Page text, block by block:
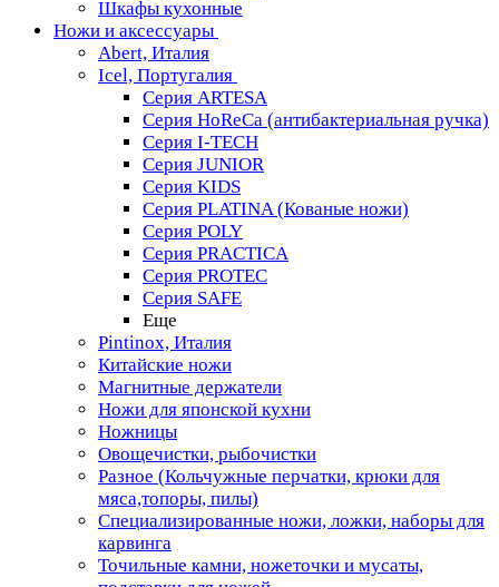
Шкафы кухонные
Ножи и аксессуары
Abert, Италия
Icel, Португалия
Серия ARTESA
Серия HoReCa (антибактериальная ручка)
Серия I-TECH
Серия JUNIOR
Серия KIDS
Серия PLATINA (Кованые ножи)
Серия POLY
Серия PRACTICA
Серия PROTEC
Серия SAFE
Еще
Pintinox, Италия
Китайские ножи
Магнитные держатели
Ножи для японской кухни
Ножницы
Овощечистки, рыбочистки
Разное (Кольчужные перчатки, крюки для
мяса,топоры, пилы)
Специализированные ножи, ложки, наборы для
карвинга
Точильные камни, ножеточки и мусаты,